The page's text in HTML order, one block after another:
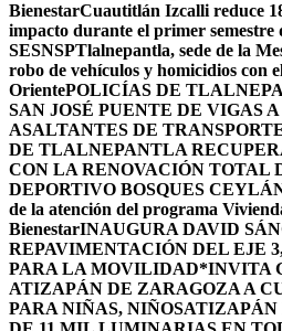
BienestarCuautitlán Izcalli reduce
impacto durante el primer semestre
SESNSPTlalnepantla, sede de la
robo de vehículos y homicidios con
OrientePOLICÍAS DE
SAN JOSÉ PUENTE DE VIGAS
ASALTANTES DE
DE TLALNEPANTLA
CON LA RENOVACIÓN TOTAL
DEPORTIVO BOSQUES
de la atención del programa
BienestarINAUGURA DAVID
REPAVIMENTACIÓN DEL EJE
PARA LA MOVILIDAD*INVITA
ATIZAPÁN DE ZARAGOZA A
PARA NIÑAS, NIÑOSATIZAPÁN